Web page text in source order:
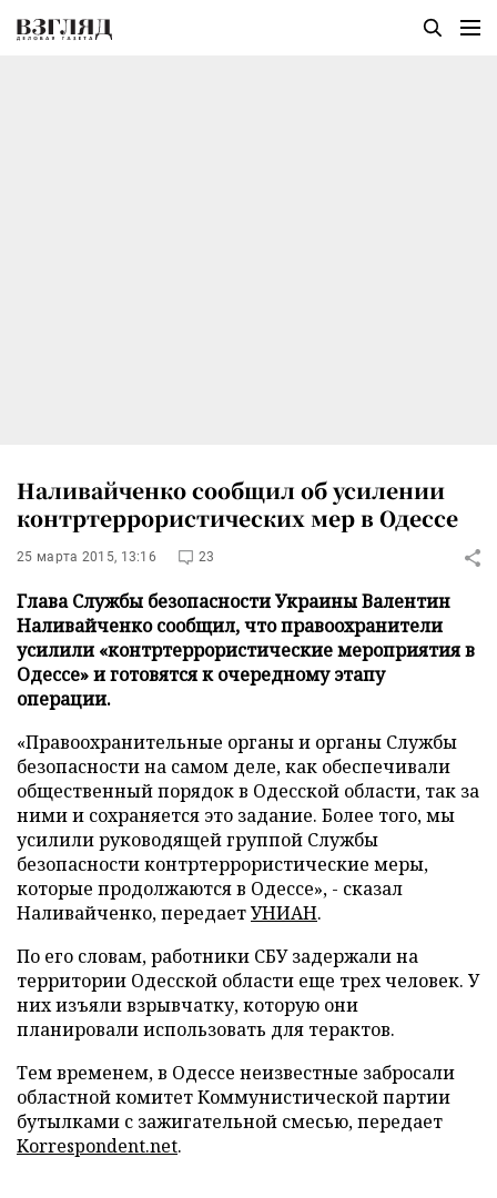
Наливайченко сообщил об усилении
контртеррористических мер в Одессе
25 марта 2015, 13:16 23
Глава Службы безопасности Украины Валентин
Наливайченко сообщил, что правоохранители
усилили «контртеррористические мероприятия в
Одессе» и готовятся к очередному этапу
операции.
«Правоохранительные органы и органы Службы
безопасности на самом деле, как обеспечивали
общественный порядок в Одесской области, так за
ними и сохраняется это задание. Более того, мы
усилили руководящей группой Службы
безопасности контртеррористические меры,
которые продолжаются в Одессе», - сказал
Наливайченко, передаетУНИАН.
По его словам, работники СБУ задержали на
территории Одесской области еще трех человек. У
них изъяли взрывчатку, которую они
планировали использовать для терактов.
Тем временем, в Одессе неизвестные забросали
областной комитет Коммунистической партии
бутылками с зажигательной смесью, передает
Korrespondent.net.